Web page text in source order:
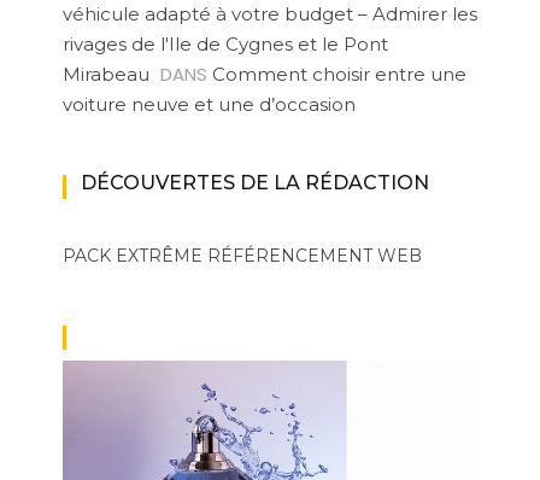
véhicule adapté à votre budget – Admirer les
rivages de l'Ile de Cygnes et le Pont
Mirabeau DANS Comment choisir entre une
voiture neuve et une d’occasion
DÉCOUVERTES DE LA RÉDACTION
PACK EXTRÊME RÉFÉRENCEMENT WEB